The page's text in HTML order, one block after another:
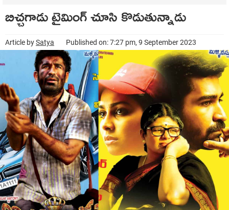
బిచ్చగాడు టైమింగ్ చూసి కొడుతున్నాడు
Article bySatya Published on: 7:27 pm, 9 September 2023